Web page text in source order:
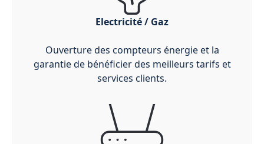
Electricité / Gaz
Ouverture des compteurs énergie et la
garantie de bénéficier des meilleurs tarifs et
services clients.